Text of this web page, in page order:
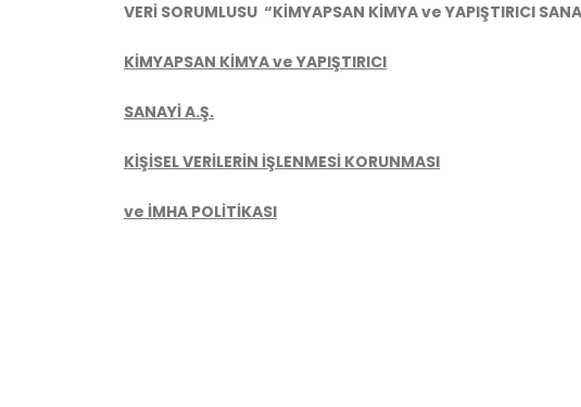
VERİ SORUMLUSU “KİMYAPSAN KİMYA ve YAPIŞTIRICI
KİMYAPSAN KİMYA ve YAPIŞTIRICI
SANAYİ A.Ş.
KİŞİSEL VERİLERİN İŞLENMESİ KORUNMASI
ve İMHA POLİTİKASI